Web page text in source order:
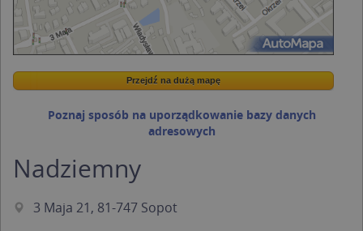
Wstaw tę mapkę na swoją stronę
Przejdź na dużą mapę
Przejdź na dużą mapę
Poznaj sposób na uporządkowanie bazy danych
adresowych
Nadziemny
3 Maja 21, 81-747 Sopot